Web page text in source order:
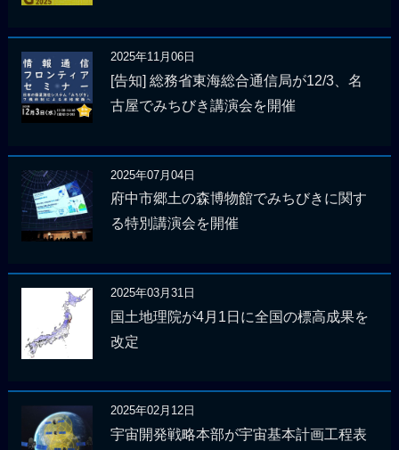
2025年11月06日
[告知] 総務省東海総合通信局が12/3、名
古屋でみちびき講演会を開催
2025年07月04日
府中市郷土の森博物館でみちびきに関す
る特別講演会を開催
2025年03月31日
国土地理院が4月1日に全国の標高成果を
改定
2025年02月12日
宇宙開発戦略本部が宇宙基本計画工程表